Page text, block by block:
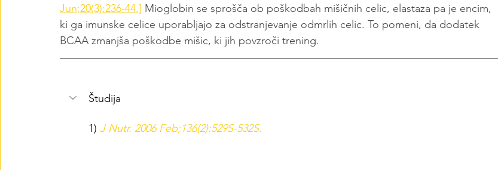
Jun;20(3):236-44.] Mioglobin se sprošča ob poškodbah mišičnih celic, elastaza pa je encim,
ki ga imunske celice uporabljajo za odstranjevanje odmrlih celic. To pomeni, da dodatek
BCAA zmanjša poškodbe mišic, ki jih povzroči trening.
Študija
1) J Nutr. 2006 Feb;136(2):529S-532S.